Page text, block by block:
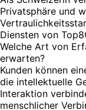
Privatsphäre und
Diensten von
Welche Art von
erwarten?
Kunden können
die intellektuelle
Interaktion
menschlicher